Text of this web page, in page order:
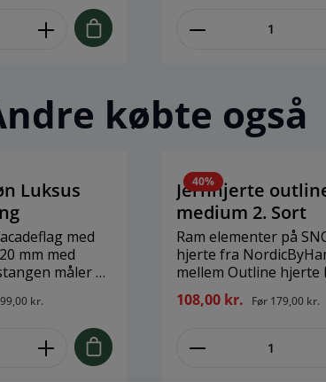
bomuld
Materiale: Papir (Kan
krøllet og/eller med
købte også
Luksus
med
mm med
måler 70
syet 1219
38x50 cm) i
udenfor
så
du har åben.
kr.
40%
Jernhjerte
medium 2. Sort
Ram elementer på
hjerte fra NordicByHand!
mellem Outline hjerte
passer perfekt med det
bæredygtige kork
svævende
SNOREN. Hjertet et
element, der
108,00 kr. Før 179,00 kr.